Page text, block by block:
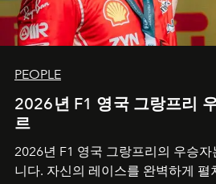
PEOPLE
2026년 F1 영국 그랑프리
르
2026년 F1 영국 그랑프리의 우승
니다. 자신의 레이스를 완벽하게 펼